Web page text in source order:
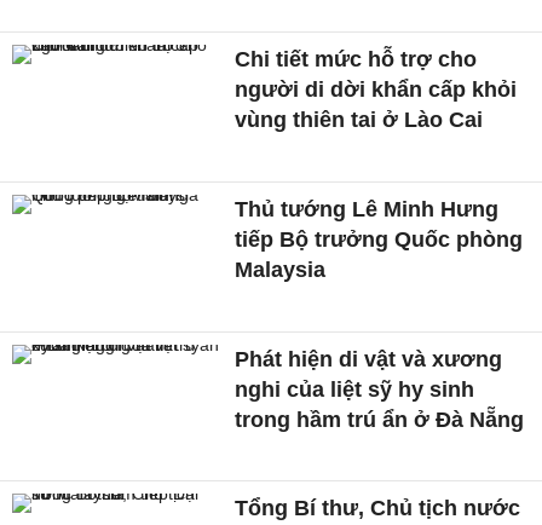
Chi tiết mức hỗ trợ cho
người di dời khẩn cấp khỏi
vùng thiên tai ở Lào Cai
Thủ tướng Lê Minh Hưng
tiếp Bộ trưởng Quốc phòng
Malaysia
Phát hiện di vật và xương
nghi của liệt sỹ hy sinh
trong hầm trú ẩn ở Đà Nẵng
Tổng Bí thư, Chủ tịch nước